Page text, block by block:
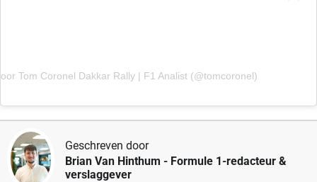
Tom Coronel Dakkar Rally | F1 Analist (@tomcoronel)
Geschreven door
Brian Van Hinthum - Formule 1-redacteur &
verslaggever